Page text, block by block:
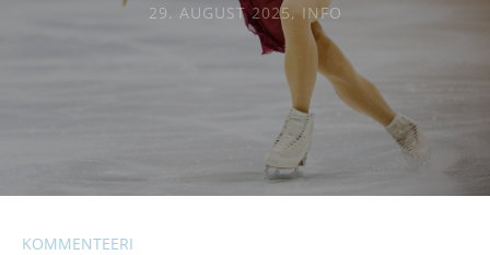
29. AUGUST 2025,INFO
KOMMENTEERI